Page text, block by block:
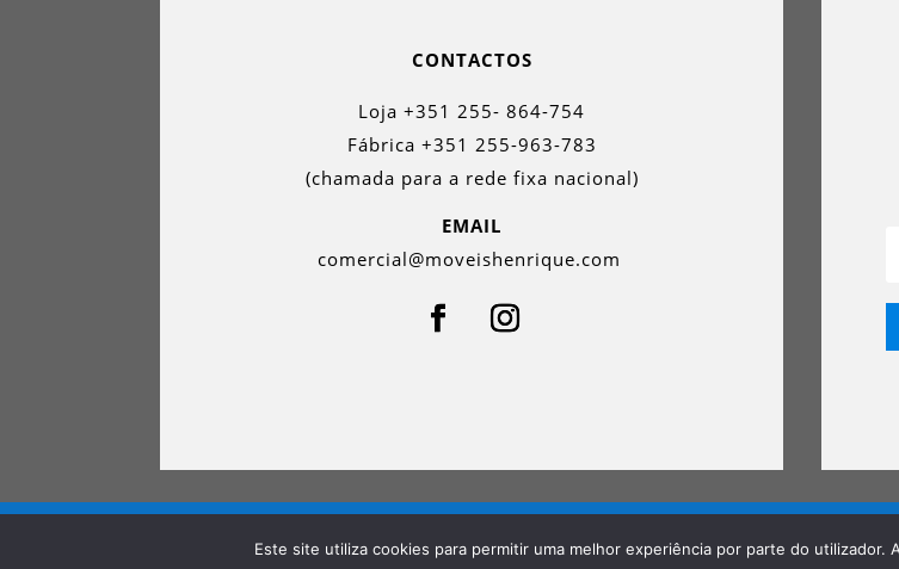
CONTACTOS
Loja +351 255- 864-754
Fábrica +351 255-963-783
(chamada para a rede fixa nacional)
EMAIL
comercial@moveishenrique.com
Livro de Reclamações Online
Este site utiliza cookies para permitir uma melhor experiência por parte do utilizador.